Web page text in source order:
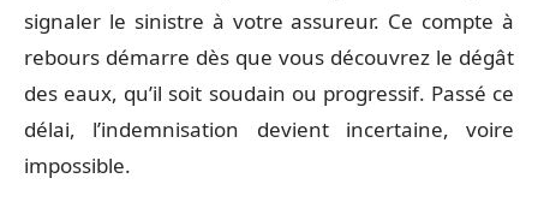
signaler le sinistre à votre assureur. Ce compte à
rebours démarre dès que vous découvrez le dégât
des eaux, qu’il soit soudain ou progressif. Passé ce
délai, l’indemnisation devient incertaine, voire
impossible.